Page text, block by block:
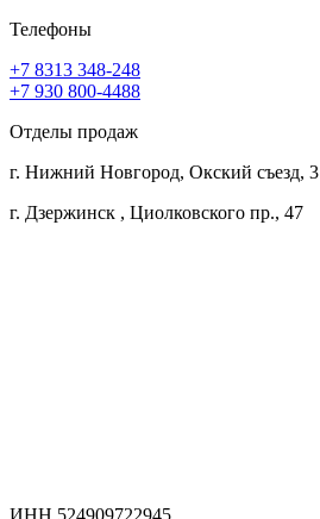
Телефоны
+7 8313 348-248
+7 930 800-4488
Отделы продаж
г. Нижний Новгород, Окский съезд, 3
г. Дзержинск , Циолковского пр., 47
ИНН 524909722945